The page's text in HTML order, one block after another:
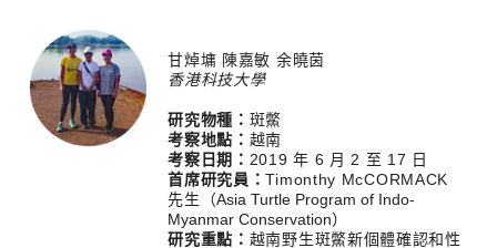
甘焯墉 陳嘉敏 余曉茵
香港科技大學
研究物種： 斑鱉
考察地點： 越南
考察日期： 2019 年 6 月 2 至 17 日
首席研究員：Timonthy McCORMACK
先生
（Asia Turtle Program of Indo-
Myanmar Conservation）
研究重點： 越南野生斑鱉新個體確認和性